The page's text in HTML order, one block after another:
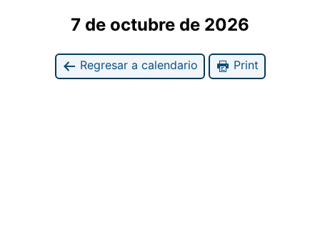
7 de octubre de 2026
Regresar a calendario Print